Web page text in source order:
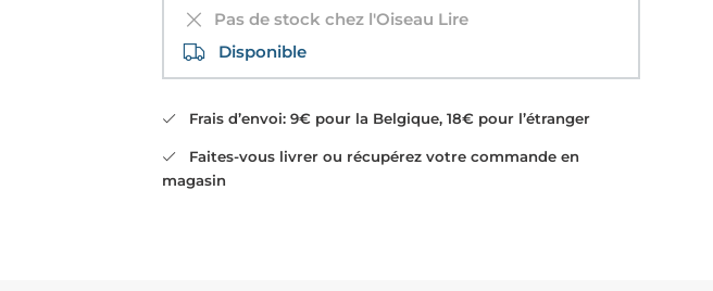
Pas de stock chez l'Oiseau Lire
Disponible
Frais d’envoi: 9€ pour la Belgique, 18€ pour l’étranger
Faites-vous livrer ou récupérez votre commande en
magasin